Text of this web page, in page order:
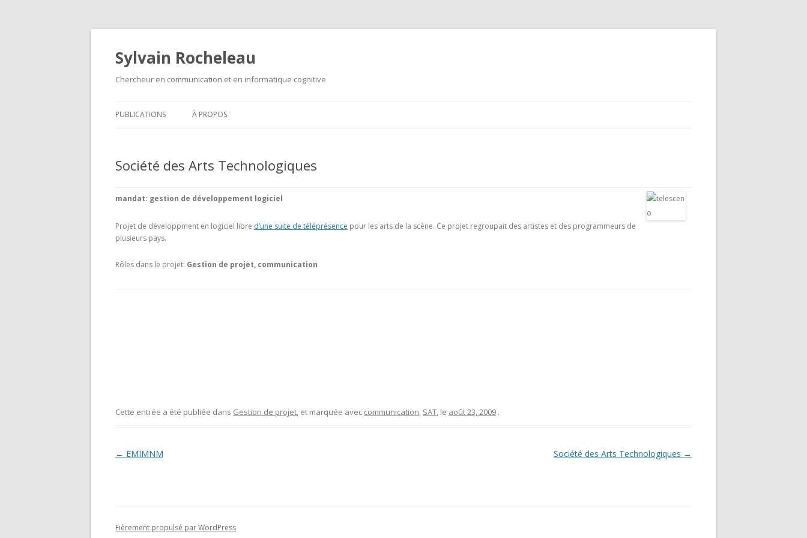
Sylvain Rocheleau
Chercheur en communication et en informatique cognitive
PUBLICATIONS À PROPOS
Société des Arts Technologiques
mandat: gestion de développement logiciel
Projet de développment en logiciel libre d’une suite de téléprésence pour les arts de la scène. Ce projet regroupait des artistes et des programmeurs de
plusieurs pays.
Rôles dans le projet: Gestion de projet, communication
Cette entrée a été publiée dans Gestion de projet, et marquée avec communication, SAT, le août 23, 2009 .
Navigation des articles
← EMIMNM Société des Arts Technologiques →
Fièrement propulsé par WordPress